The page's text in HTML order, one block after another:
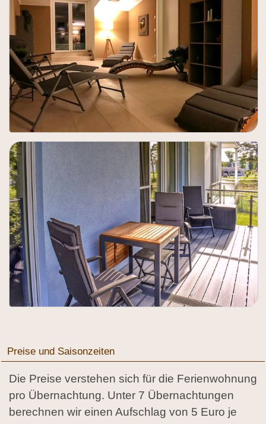
Preise und Saisonzeiten
Die Preise verstehen sich für die Ferienwohnung
pro Übernachtung. Unter 7 Übernachtungen
berechnen wir einen Aufschlag von 5 Euro je